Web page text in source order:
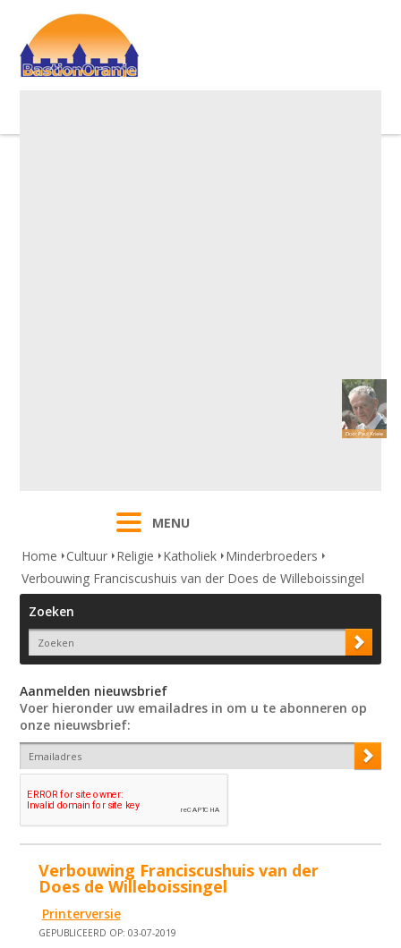
MENU
Home
Cultuur Religie Katholiek Minderbroeders
Verbouwing Franciscushuis van der Does de Willeboissingel
Zoeken
Aanmelden nieuwsbrief
Voer hieronder uw emailadres in om u te abonneren op
onze nieuwsbrief:
Verbouwing Franciscushuis van der
Does de Willeboissingel
Printerversie
GEPUBLICEERD OP: 03-07-2019